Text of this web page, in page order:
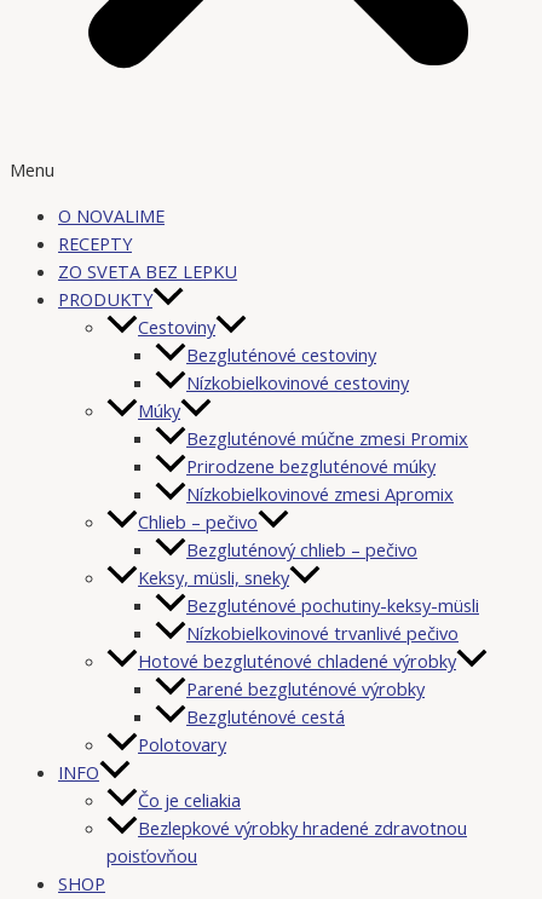
Menu
O NOVALIME
RECEPTY
ZO SVETA BEZ LEPKU
PRODUKTY
Cestoviny
Bezgluténové cestoviny
Nízkobielkovinové cestoviny
Múky
Bezgluténové múčne zmesi Promix
Prirodzene bezgluténové múky
Nízkobielkovinové zmesi Apromix
Chlieb – pečivo
Bezgluténový chlieb – pečivo
Keksy, müsli, sneky
Bezgluténové pochutiny-keksy-müsli
Nízkobielkovinové trvanlivé pečivo
Hotové bezgluténové chladené výrobky
Parené bezgluténové výrobky
Bezgluténové cestá
Polotovary
INFO
Čo je celiakia
Bezlepkové výrobky hradené zdravotnou
poisťovňou
SHOP